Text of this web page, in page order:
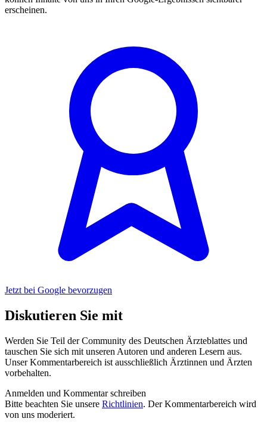
erscheinen.
Jetzt bei Google bevorzugen
Diskutieren Sie mit
Werden Sie Teil der Community des Deutschen Ärzteblattes und
tauschen Sie sich mit unseren Autoren und anderen Lesern aus.
Unser Kommentarbereich ist ausschließlich Ärztinnen und Ärzten
vorbehalten.
Anmelden und Kommentar schreiben
Bitte beachten Sie unsere Richtlinien. Der Kommentarbereich wird
von uns moderiert.